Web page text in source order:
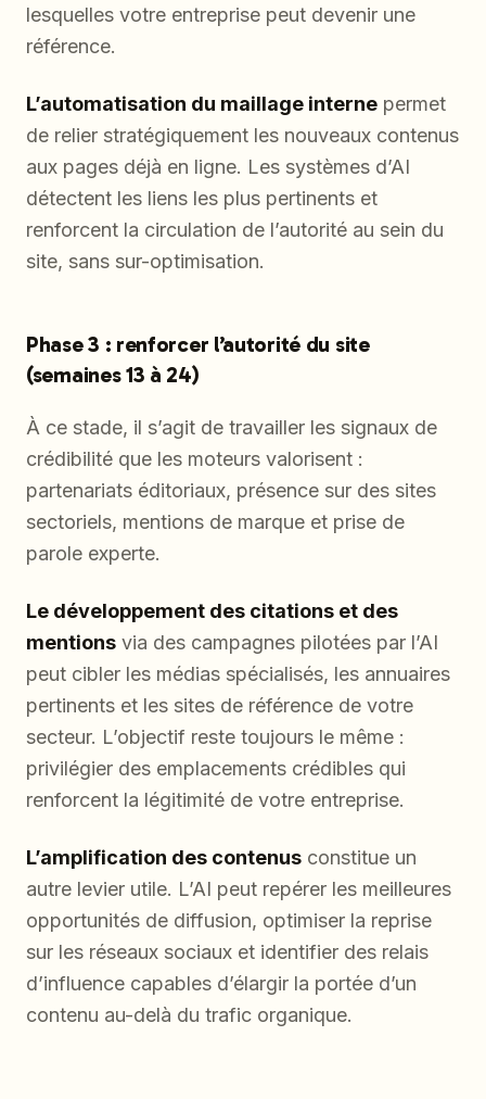
lesquelles votre entreprise peut devenir une
référence.
L’automatisation du maillage interne permet
de relier stratégiquement les nouveaux contenus
aux pages déjà en ligne. Les systèmes d’AI
détectent les liens les plus pertinents et
renforcent la circulation de l’autorité au sein du
site, sans sur-optimisation.
Phase 3 : renforcer l’autorité du site
(semaines 13 à 24)
À ce stade, il s’agit de travailler les signaux de
crédibilité que les moteurs valorisent :
partenariats éditoriaux, présence sur des sites
sectoriels, mentions de marque et prise de
parole experte.
Le développement des citations et des
mentions via des campagnes pilotées par l’AI
peut cibler les médias spécialisés, les annuaires
pertinents et les sites de référence de votre
secteur. L’objectif reste toujours le même :
privilégier des emplacements crédibles qui
renforcent la légitimité de votre entreprise.
L’amplification des contenus constitue un
autre levier utile. L’AI peut repérer les meilleures
opportunités de diffusion, optimiser la reprise
sur les réseaux sociaux et identifier des relais
d’influence capables d’élargir la portée d’un
contenu au-delà du trafic organique.